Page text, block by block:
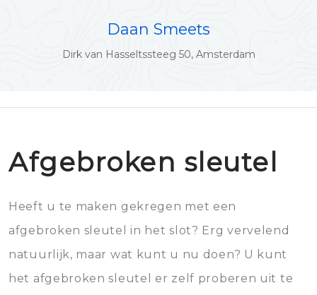
Daan Smeets
Dirk van Hasseltssteeg 50, Amsterdam
Afgebroken sleutel
Heeft u te maken gekregen met een
afgebroken sleutel in het slot? Erg vervelend
natuurlijk, maar wat kunt u nu doen? U kunt
het afgebroken sleutel er zelf proberen uit te